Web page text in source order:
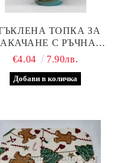
ТОПКА ЗА
С РЪЧНА
ГОЛЯМА
€4.04 7.90лв.